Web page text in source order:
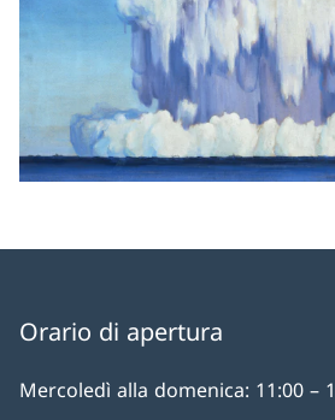
Orario di apertura
Mercoledì alla domenica: 11:00 –